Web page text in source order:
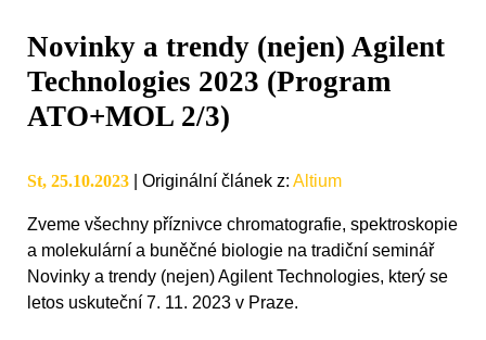
Novinky a trendy (nejen) Agilent
Technologies 2023 (Program
ATO+MOL 2/3)
St, 25.10.2023 Originální článek z: Altium
Zveme všechny příznivce chromatografie, spektroskopie
a molekulární a buněčné biologie na tradiční seminář
Novinky a trendy (nejen) Agilent Technologies, který se
letos uskuteční 7. 11. 2023 v Praze.